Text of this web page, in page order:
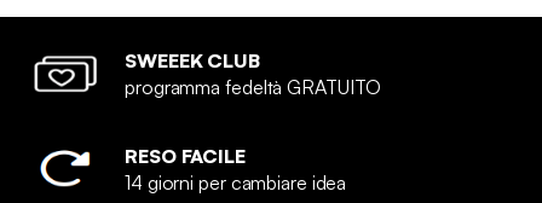
SWEEEK CLUB
programma fedeltà GRATUITO
RESO FACILE
14 giorni per cambiare idea